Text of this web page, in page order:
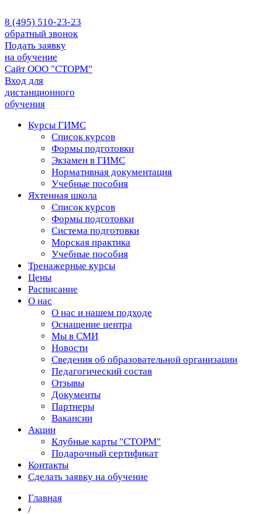
8 (495) 510-23-23
обратный звонок
Подать заявку
на обучение
Сайт ООО "СТОРМ"
Вход для
дистанционного
обучения
Курсы ГИМС
Список курсов
Формы подготовки
Экзамен в ГИМС
Нормативная документация
Учебные пособия
Яхтенная школа
Список курсов
Формы подготовки
Cистема подготовки
Морская практика
Учебные пособия
Тренажерные курсы
Цены
Расписание
О нас
О нас и нашем подходе
Оснащение центра
Мы в СМИ
Новости
Сведения об образовательной организации
Педагогический состав
Отзывы
Документы
Партнеры
Вакансии
Акции
Клубные карты "СТОРМ"
Подарочный сертификат
Контакты
Сделать заявку на обучение
Главная
/